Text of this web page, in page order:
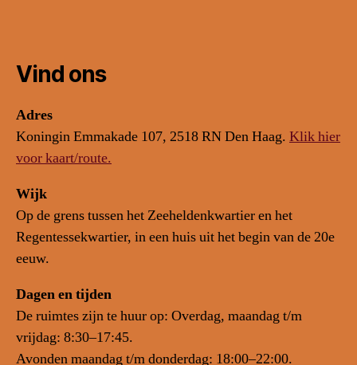
Vind ons
Adres
Koningin Emmakade 107, 2518 RN Den Haag. Klik hier
voor kaart/route.
Wijk
Op de grens tussen het Zeeheldenkwartier en het
Regentessekwartier, in een huis uit het begin van de 20e
eeuw.
Dagen en tijden
De ruimtes zijn te huur op: Overdag, maandag t/m
vrijdag: 8:30–17:45.
Avonden maandag t/m donderdag: 18:00–22:00.